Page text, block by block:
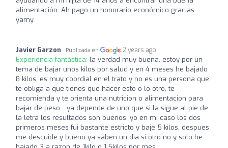
alimentación. Ah pago un honorario económico gracias
yamy
Javier Garzon Publicada en 2 years ago
Experiencia fantástica: la verdad muy buena, estoy por un
tema de bajar unos kilos por salud y en 4 meses he bajado
8 kilos, es muy coordial en el trato y no es una persona que
te obliga a que tienes que hacer esto o lo otro, te
recomienda y te orienta una nutricion o alimentacion para
bajar de peso... ya depende de uno que si la sigue al pie de
la letra los resultados son buenos, yo en mi caso los dos
primeros meses fui bastante estricto y baje 5 kilos, despues
me descuide y bueno ya saben un dia si otro no y solo he